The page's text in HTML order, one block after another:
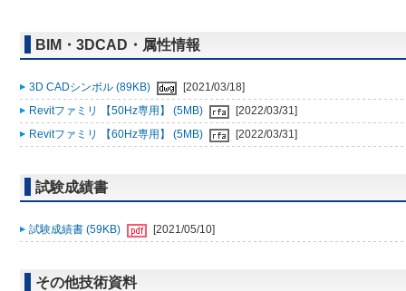
BIM・3DCAD・属性情報
3D CADシンボル (89KB)
[2021/03/18]
Revitファミリ 【50Hz専用】 (5MB)
[2022/03/31]
Revitファミリ 【60Hz専用】 (5MB)
[2022/03/31]
試験成績書
試験成績書 (59KB) [2021/05/10]
その他技術資料